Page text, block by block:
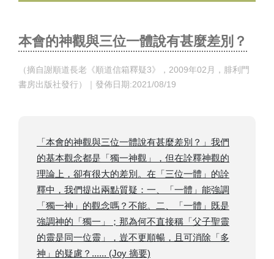
​本會的神觀與三位一體說有甚麼差別？
（摘自謝順道長老《順道信箱釋疑3》，2009年02月，腓利門
書房出版社發行）｜發佈日期:2021/08/19
「本會的神觀與三位一體說有甚麼差別？」我們
的基本觀念都是「獨一神觀」，但在詮釋神觀的
理論上，卻有很大的差別。在「三位一體」的詮
釋中，我們提出兩點質疑：一、「一體」能強調
「獨一神」的觀念嗎？不能。二、「一體」既是
強調神的「獨一」；那為何不直接稱「父子聖靈
的靈是同一位靈」，豈不更順暢，且可消除「多
神」的疑慮？...... (Joy 摘要)